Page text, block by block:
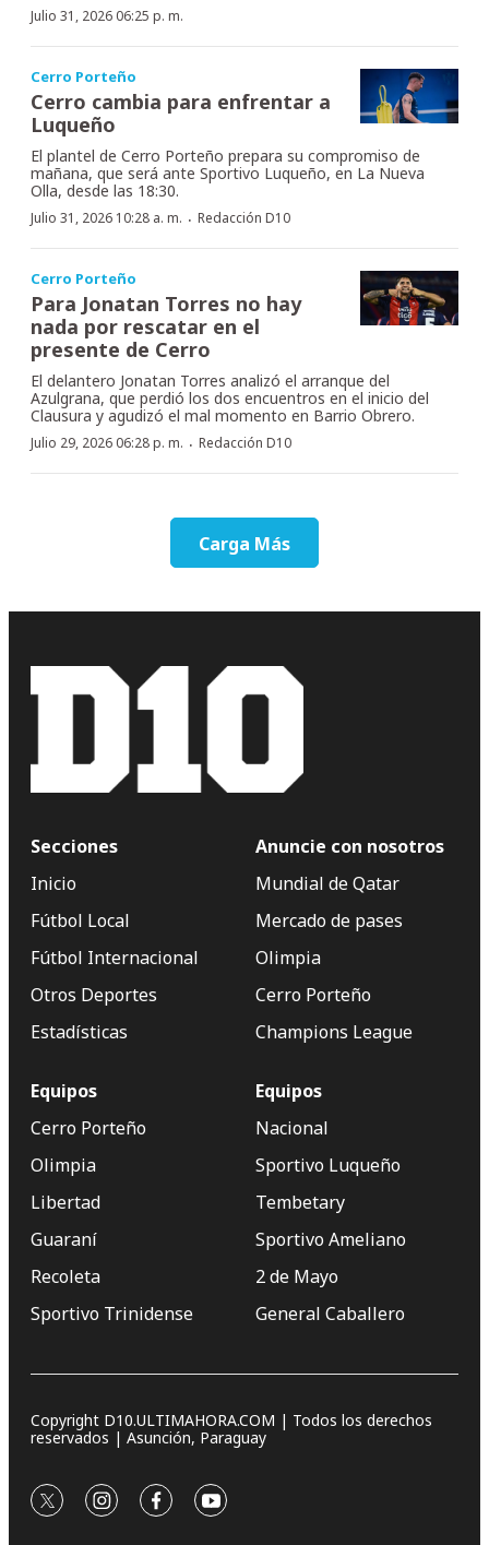
Julio 31, 2026 06:25 p. m.
Cerro Porteño
Cerro cambia para enfrentar a
Luqueño
El plantel de Cerro Porteño prepara su compromiso de
mañana, que será ante Sportivo Luqueño, en La Nueva
Olla, desde las 18:30.
Julio 31, 2026 10:28 a. m. · Redacción D10
Cerro Porteño
Para Jonatan Torres no hay
nada por rescatar en el
presente de Cerro
El delantero Jonatan Torres analizó el arranque del
Azulgrana, que perdió los dos encuentros en el inicio del
Clausura y agudizó el mal momento en Barrio Obrero.
Julio 29, 2026 06:28 p. m. · Redacción D10
Carga Más
Secciones
Inicio
Fútbol Local
Fútbol Internacional
Otros Deportes
Estadísticas
Anuncie con nosotros
Mundial de Qatar
Mercado de pases
Olimpia
Cerro Porteño
Champions League
Equipos
Cerro Porteño
Olimpia
Libertad
Guaraní
Recoleta
Sportivo Trinidense
Equipos
Nacional
Sportivo Luqueño
Tembetary
Sportivo Ameliano
2 de Mayo
General Caballero
Copyright D10.ULTIMAHORA.COM | Todos los derechos
reservados | Asunción, Paraguay
twitterinstagram
facebookyoutube